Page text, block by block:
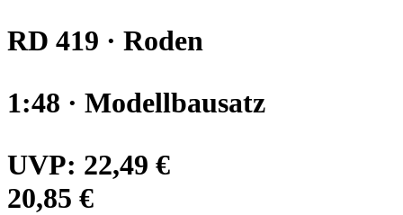
RD 419 · Roden
1:48 · Modellbausatz
UVP: 22,49 €
20,85 €